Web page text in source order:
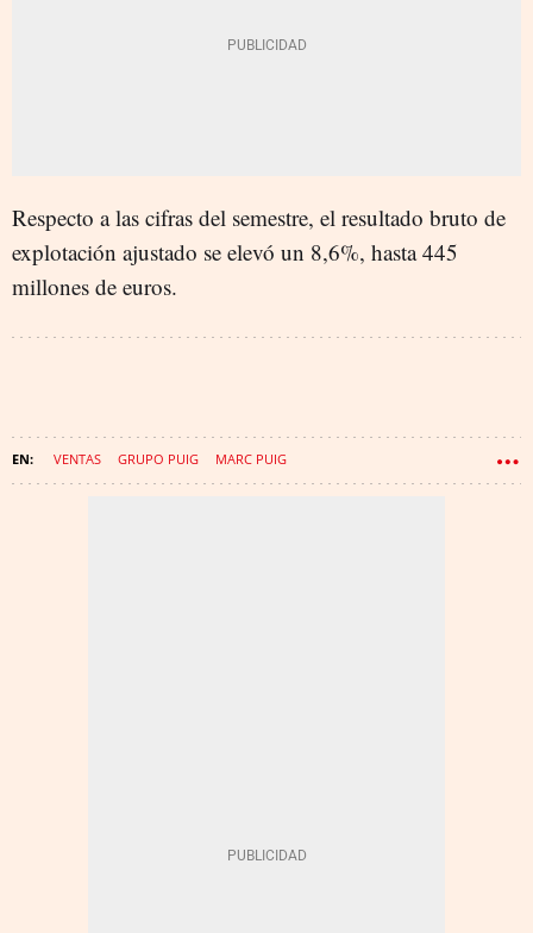
Respecto a las cifras del semestre, el resultado bruto de
explotación ajustado se elevó un 8,6%, hasta 445
millones de euros.
VENTAS GRUPO PUIG MARC PUIG